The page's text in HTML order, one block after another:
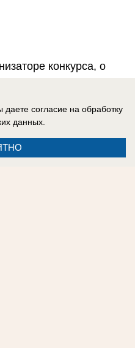
конкурса, о
их получения
8-929-781-17-
согласие на обработку
данных.